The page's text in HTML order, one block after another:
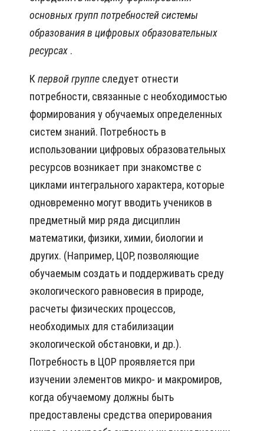
основных групп потребностей системы
образования в цифровых образовательных
ресурсах .
Кпервой группе следует отнести
потребности, связанные с необходимостью
формирования у обучаемых определенных
систем знаний. Потребность в
использовании цифровых образовательных
ресурсов возникает при знакомстве с
циклами интегрального характера, которые
одновременно могут вводить учеников в
предметный мир ряда дисциплин
математики, физики, химии, биологии и
других. (Например, ЦОР, позволяющие
обучаемым создать и поддерживать среду
экологического равновесия в природе,
расчеты физических процессов,
необходимых для стабилизации
экологической обстановки, и др.).
Потребность в ЦОР проявляется при
изучении элементов микро- и макромиров,
когда обучаемому должны быть
предоставлены средства оперирования